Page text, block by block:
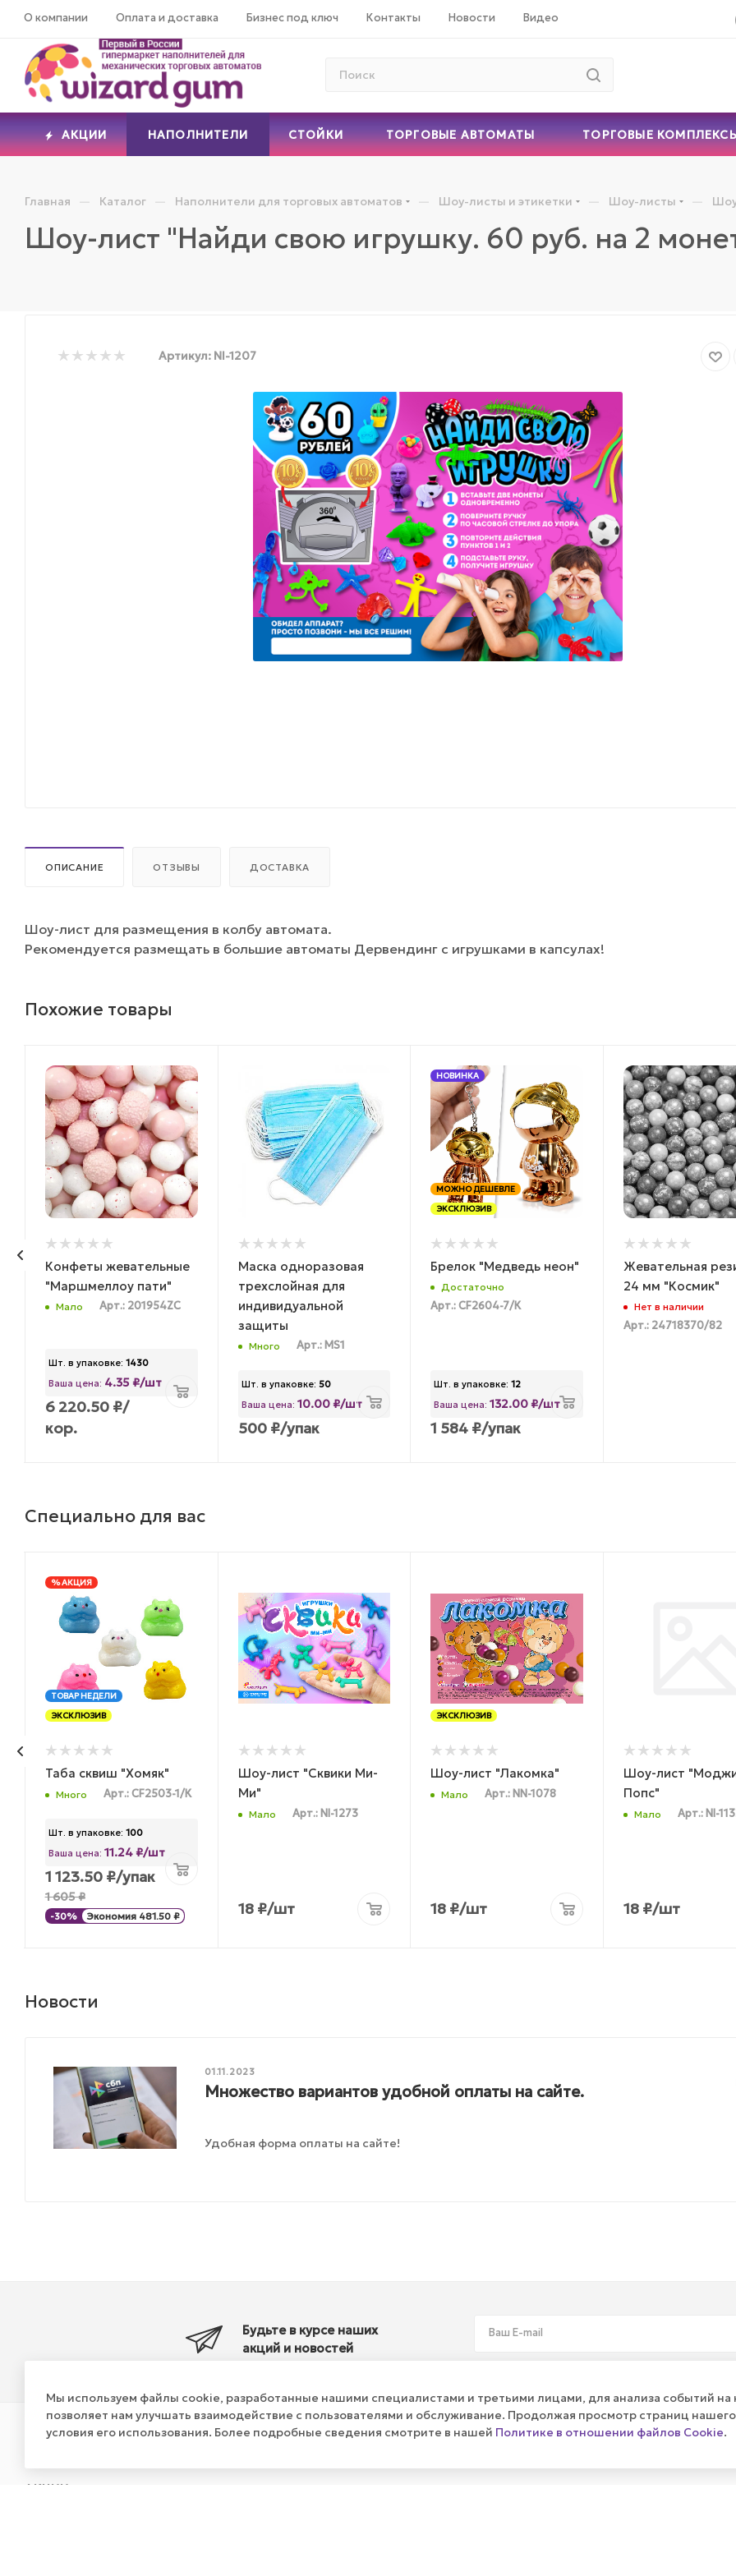
О компании Оплата и доставка Бизнес под ключ Контакты Новости Видео
АКЦИИ НАПОЛНИТЕЛИ СТОЙКИ ТОРГОВЫЕ АВТОМАТЫ ТОРГОВЫЕ
Главная — Каталог — Наполнители для торговых автоматов — Шоу-листы и этикетки — Шоу-листы —
Шоу-лист "Найди свою игрушку. 60 руб. на 2
Артикул: NI-1207
ОПИСАНИЕ ОТЗЫВЫ ДОСТАВКА
Шоу-лист для размещения в колбу автомата.
Рекомендуется размещать в большие автоматы Дервендинг с игрушками в капсулах!
Похожие товары
Конфеты жевательные
"Маршмеллоу пати"
Мало Арт.: 201954ZC
Шт. в упаковке: 1430
Ваша цена: 4.35 ₽/шт
6 220.50₽/
кор.
Маска одноразовая
трехслойная для
индивидуальной
защиты
Много Арт.: MS1
Шт. в упаковке: 50
Ваша цена: 10.00 ₽/шт
500₽/упак
НОВИНКА
МОЖНО ДЕШЕВЛЕ
ЭКСКЛЮЗИВ
Брелок "Медведь неон"
Достаточно
Арт.: CF2604-7/К
Шт. в упаковке: 12
Ваша цена:132.00 ₽/шт
1 584 ₽/упак
Жевательная
24 мм "Космик"
Нет в наличии
Арт.: 24718370/82
Специально для вас
% АКЦИЯ
ТОВАР НЕДЕЛИ
ЭКСКЛЮЗИВ
Таба сквиш "Хомяк"
Много Арт.: CF2503-1/К
Шт. в упаковке: 100
Ваша цена: 11.24 ₽/шт
1 123.50₽/упак
1 605₽
-30% Экономия 481.50₽
Шоу-лист "Сквики Ми-
Ми"
Мало Арт.: NI-1273
18₽/шт
ЭКСКЛЮЗИВ
Шоу-лист "Лакомка"
Мало Арт.: NN-1078
18 ₽/шт
Шоу-лист
Попс"
Мало Арт.: NI-
18 ₽/шт
Новости
01.11.2023
Множество вариантов удобной оплаты на сайте.
Удобная форма оплаты на сайте!
Будьте в курсе наших
акций и новостей
АКЦИИ
Мы используем файлы cookie, разработанные нашими специалистами и третьими лицами, для анализа событий на
позволяет нам улучшать взаимодействие с пользователями и обслуживание. Продолжая просмотр страниц
условия его использования. Более подробные сведения смотрите в нашей Политике в отношении файлов Cookie.